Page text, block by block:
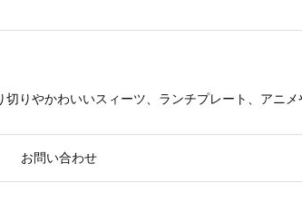
りやかわいいスィーツ、ランチプレート、アニ
お問い合わせ